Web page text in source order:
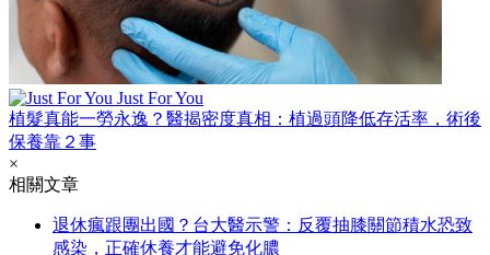
Just For You
植髮真能一勞永逸？醫揭密度真相：植過頭降低存活率，術後
保養靠２事
×
相關文章
退休瘋跟團出國？台大醫示警：反覆抽膝關節積水恐致
感染，正確休養才能避免化膿